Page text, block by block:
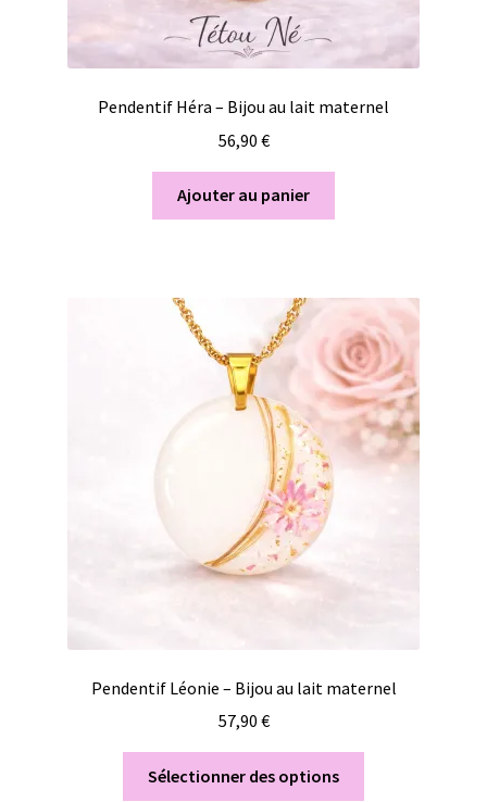
Pendentif Héra – Bijou au lait maternel
56,90 €
Ajouter au panier
Pendentif Léonie – Bijou au lait maternel
57,90 €
Sélectionner des options